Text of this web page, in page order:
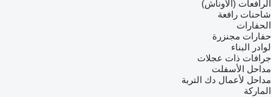
الرافعات (الأوناش)
شاحنات رافعة
الحفارات
حفارات مجنزرة
لوادر البناء
جرافات ذات عجلات
مداحل الأسفلت
مداحل لأعمال دك التربة
الماركة